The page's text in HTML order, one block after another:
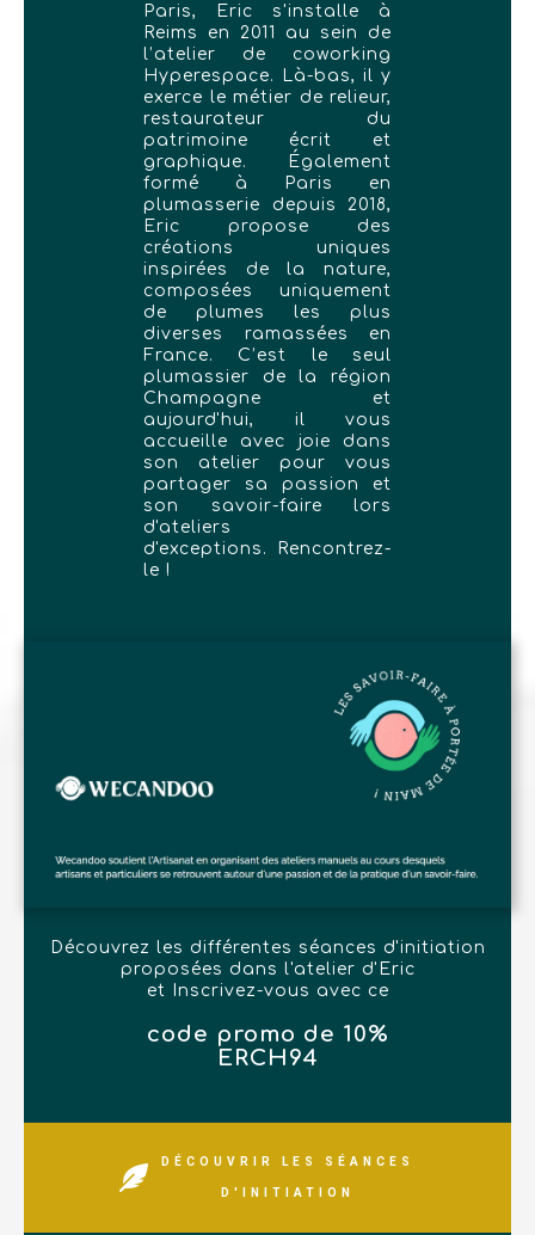
Paris, Eric s'installe à
Reims en 2011 au sein de
l’atelier de coworking
Hyperespace. Là-bas, il y
exerce le métier de relieur,
restaurateur du
patrimoine écrit et
graphique. Également
formé à Paris en
plumasserie depuis 2018,
Eric propose des
créations uniques
inspirées de la nature,
composées uniquement
de plumes les plus
diverses ramassées en
France. C’est le seul
plumassier de la région
Champagne et
aujourd'hui, il vous
accueille avec joie dans
son atelier pour vous
partager sa passion et
son savoir-faire lors
d'ateliers
d'exceptions. Rencontrez-
le !
Découvrez les différentes séances d'initiation
proposées dans l'atelier d'Eric
et Inscrivez-vous avec ce
code promo de 10%
ERCH94
DÉCOUVRIR LES SÉANCES
D'INITIATION